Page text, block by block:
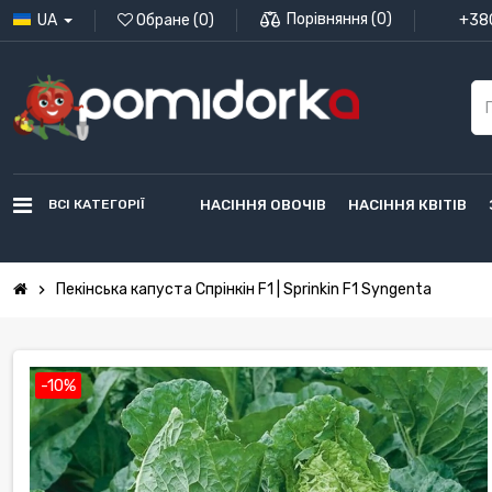
UA Обране (0) Порівняння (0)
ВСІ КАТЕГОРІЇ НАСІННЯ ОВОЧІВ НАСІННЯ КВІТІВ
chevron_right Пекінська капуста Спрінкін F1 | Sprinkin F1 Syngenta
-10%